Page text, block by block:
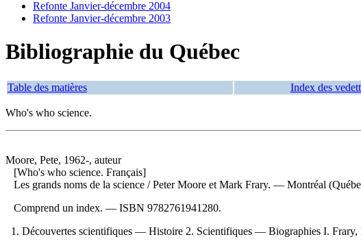
Refonte Janvier-décembre 2004
Refonte Janvier-décembre 2003
Bibliographie du Québec
Table des matières Index des
Who's who science.
Moore, Pete, 1962-, auteur
[Who's who science. Français]
Les grands noms de la science / Peter Moore et Mark Frary. — Montréal
Comprend un index. — ISBN 9782761941280.
1. Découvertes scientifiques — Histoire 2. Scientifiques — Biographies I.